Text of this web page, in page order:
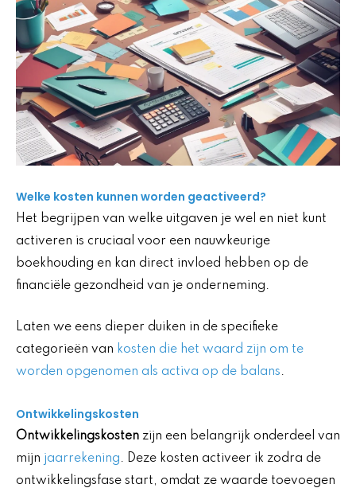
Welke kosten kunnen worden geactiveerd?
Het begrijpen van welke uitgaven je wel en niet kunt
activeren is cruciaal voor een nauwkeurige
boekhouding en kan direct invloed hebben op de
financiële gezondheid van je onderneming.
Laten we eens dieper duiken in de specifieke
categorieën van kosten die het waard zijn om te
worden opgenomen als activa op de balans.
Ontwikkelingskosten
Ontwikkelingskosten zijn een belangrijk onderdeel van
mijn jaarrekening. Deze kosten activeer ik zodra de
ontwikkelingsfase start, omdat ze waarde toevoegen